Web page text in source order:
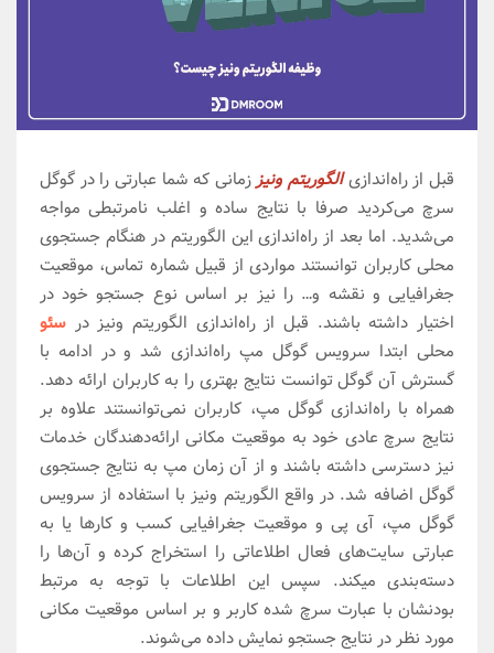
قبل از راه‌اندازیالگوریتم ونیززمانی که شما عبارتی را در گوگل
سرچ می‌کردید صرفا با نتایج ساده و اغلب نامرتبطی مواجه
می‌شدید. اما بعد از راه‌اندازی این الگوریتم در هنگام جستجوی
محلی کاربران توانستند مواردی از قبیل شماره تماس، موقعیت
جغرافیایی و نقشه و… را نیز بر اساس نوع جستجو خود در
اختیار داشته باشند. قبل از راه‌اندازی الگوریتم ونیز درسئو
محلی ابتدا سرویس گوگل مپ راه‌اندازی شد و در ادامه با
گسترش آن گوگل توانست نتایج بهتری را به کاربران ارائه دهد.
همراه با راه‌اندازی گوگل مپ، کاربران نمی‌توانستند علاوه بر
نتایج سرچ عادی خود به موقعیت مکانی ارائه‌دهندگان خدمات
نیز دسترسی داشته باشند و از آن زمان مپ به نتایج جستجوی
گوگل اضافه شد. در واقع الگوریتم ونیز با استفاده از سرویس
گوگل مپ، آی پی و موقعیت جغرافیایی کسب و کار‌ها یا به
عبارتی سایت‌های فعال اطلاعاتی را استخراج کرده و آن‌ها را
دسته‌بندی میکند. سپس این اطلاعات با توجه به مرتبط
بودنشان با عبارت سرچ شده کاربر و بر اساس موقعیت مکانی
مورد نظر در نتایج جستجو نمایش داده می‌شوند.